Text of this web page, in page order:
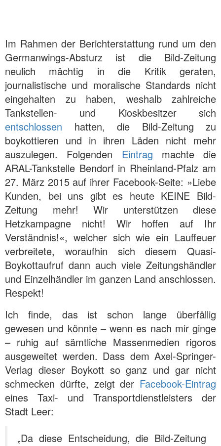
Im Rahmen der Berichterstattung rund um den
Germanwings-Absturz ist die Bild-Zeitung
neulich mächtig in die Kritik geraten,
journalistische und moralische Standards nicht
eingehalten zu haben, weshalb zahlreiche
Tankstellen- und Kioskbesitzer sich
entschlossen hatten, die Bild-Zeitung zu
boykottieren und in ihren Läden nicht mehr
auszulegen. Folgenden Eintrag machte die
ARAL-Tankstelle Bendorf in Rheinland-Pfalz am
27. März 2015 auf ihrer Facebook-Seite: »Liebe
Kunden, bei uns gibt es heute KEINE Bild-
Zeitung mehr! Wir unterstützen diese
Hetzkampagne nicht! Wir hoffen auf Ihr
Verständnis!«, welcher sich wie ein Lauffeuer
verbreitete, woraufhin sich diesem Quasi-
Boykottaufruf dann auch viele Zeitungshändler
und Einzelhändler im ganzen Land anschlossen.
Respekt!
Ich finde, das ist schon lange überfällig
gewesen und könnte – wenn es nach mir ginge
– ruhig auf sämtliche Massenmedien rigoros
ausgeweitet werden. Dass dem Axel-Springer-
Verlag dieser Boykott so ganz und gar nicht
schmecken dürfte, zeigt der Facebook-Eintrag
eines Taxi- und Transportdienstleisters der
Stadt Leer:
„Da diese Entscheidung, die Bild-Zeitung